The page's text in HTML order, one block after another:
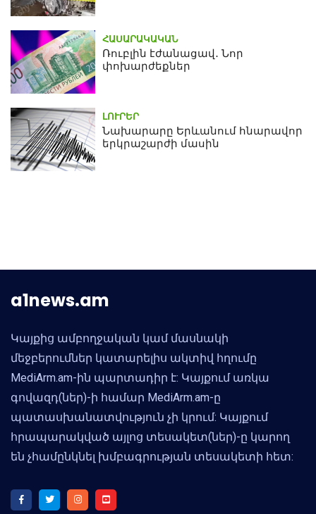
ՀԱՍԱՐԱԿԱԿԱՆ
Ռուբլին էժանացավ․ Նոր
փոխարժեքներ
ԼՈՒՐԵՐ
Նախարարը Երևանում հնարավոր
երկրաշարժի մասին
a1news.am
Կայքից ամբողջական կամ մասնակի
մեջբերումներ կատարելիս ակտիվ հղումը
MediArm.am-ին պարտադիր է: Կայքում առկա
գովազդ(ներ)-ի համար MediArm.am-ը
պատասխանատվություն չի կրում: Կայքում
հրապարակված այլոց տեսակետ(ներ)-ը կարող
են չհամընկնել խմբագրության տեսակետի հետ: